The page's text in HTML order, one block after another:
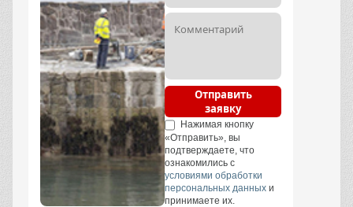
Отправить
заявку
Нажимая кнопку
«Отправить», вы
подтверждаете, что
ознакомились с
условиями обработки
персональных данных и
принимаете их.